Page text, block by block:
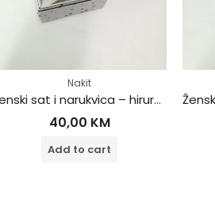
Nakit
Ženski sat i narukvica – hirurški čelik
40,00 KM
Add to cart